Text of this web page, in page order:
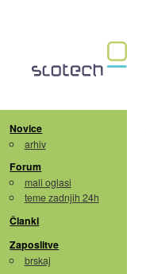
Novice
arhiv
Forum
mali oglasi
teme zadnjih 24h
Članki
Zaposlitve
brskaj